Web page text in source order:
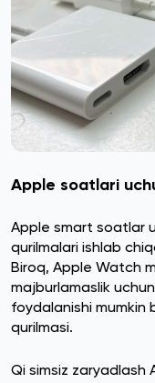
Apple soatlari
Apple smart soatlar
qurilmalari ishlab
Biroq, Apple Watch
majburlamaslik
foydalanishi mumkin
qurilmasi.
Qi simsiz zaryadlash